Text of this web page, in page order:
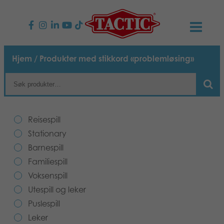
PRODUKTER
Barnespill
Voksenspill
Utespill og leker
Puslespill
Leker
NYHETER
Etiske retningslinjer
Ansvarlighet
Vår historie
KONTAKTER
Kontakt oss
Produktsider
Media
B2B-SHOP
Hjem / Produkter med stikkord «problemløsing»
Reisespill
Stationary
Barnespill
Familiespill
Voksenspill
Utespill og leker
Puslespill
Leker